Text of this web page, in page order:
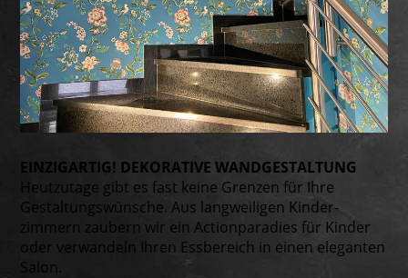
EINZIGARTIG! DEKORATIVE WANDGESTALTUNG
Heutzutage gibt es fast keine Grenzen für Ihre
Gestaltungs­wünsche. Aus langweiligen Kinder­
zimmern zaubern wir ein Actionparadies für Kinder
oder verwandeln Ihren Essbereich in einen eleganten
Salon.